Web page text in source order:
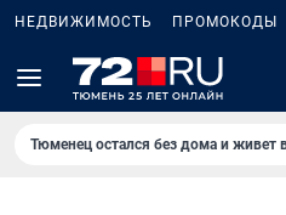
НЕДВИЖИМОСТЬ ПРОМОКОДЫ
Тюменец остался без дома и живет